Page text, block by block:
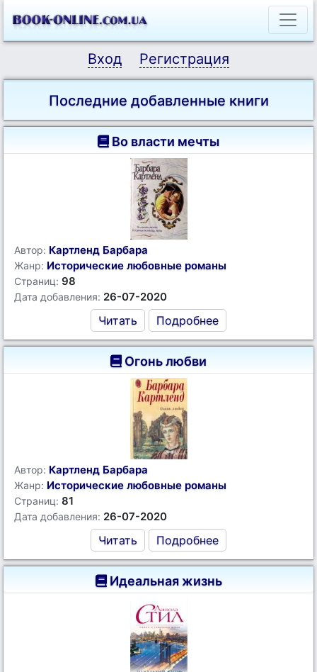
Вход Регистрация
Последние добавленные книги
Во власти мечты
Автор: Картленд Барбара
Жанр: Исторические любовные романы
Страниц: 98
Дата добавления: 26-07-2020
Читать Подробнее
Огонь любви
Автор: Картленд Барбара
Жанр: Исторические любовные романы
Страниц: 81
Дата добавления: 26-07-2020
Читать Подробнее
Идеальная жизнь